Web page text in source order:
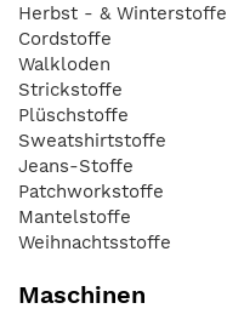
Herbst - & Winterstoffe
Cordstoffe
Walkloden
Strickstoffe
Plüschstoffe
Sweatshirtstoffe
Jeans-Stoffe
Patchworkstoffe
Mantelstoffe
Weihnachtsstoffe
Maschinen